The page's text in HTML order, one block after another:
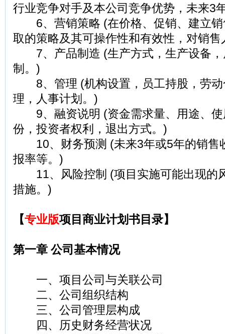
行业竞争对手及本公司竞争优势，未来3
6、营销策略 (在价格、促销、建立销
取的策略及其可操作性和有效性，对销
7、产品制造 (生产方式，生产设备，
制。)
8、管理 (机构设置，员工持股，劳动
理，人事计划。)
9、融资说明 (资金需求量、用途、使
份，投资者权利，退出方式。)
10、财务预测 (未来3年或5年的销售
报率等。)
11、风险控制 (项目实施可能出现的
措施。)
【专业版项目商业计划书目录】
第一章 公司基本情况
一、项目公司与关联公司
二、公司组织结构
三、公司管理层构成
四、历史财务经营状况